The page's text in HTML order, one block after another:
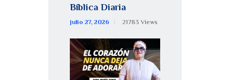
Bíblica Diaria
julio 27, 2026 21783 Views